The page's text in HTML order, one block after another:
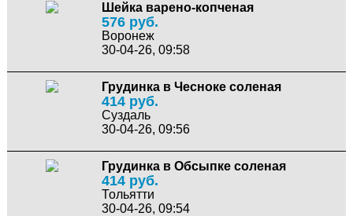
Шейка варено-копченая
576 руб.
Воронеж
30-04-26, 09:58
Грудинка в Чесноке соленая
414 руб.
Суздаль
30-04-26, 09:56
Грудинка в Обсыпке соленая
414 руб.
Тольятти
30-04-26, 09:54